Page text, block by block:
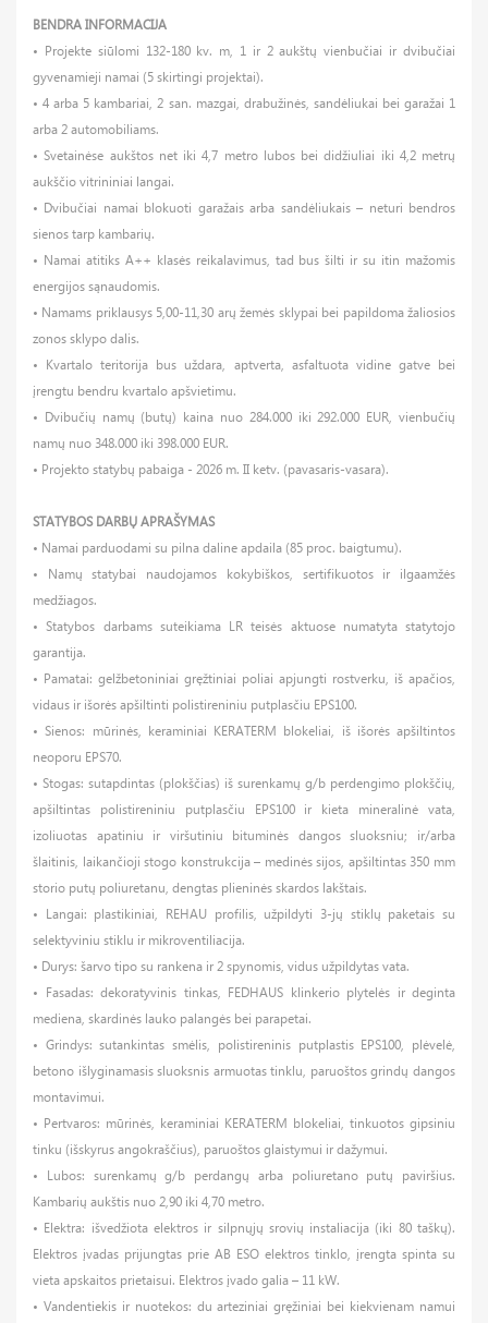
BENDRA INFORMACIJA
• Projekte siūlomi 132-180 kv. m, 1 ir 2 aukštų vienbučiai ir dvibučiai
gyvenamieji namai (5 skirtingi projektai).
• 4 arba 5 kambariai, 2 san. mazgai, drabužinės, sandėliukai bei garažai 1
arba 2 automobiliams.
• Svetainėse aukštos net iki 4,7 metro lubos bei didžiuliai iki 4,2 metrų
aukščio vitrininiai langai.
• Dvibučiai namai blokuoti garažais arba sandėliukais – neturi bendros
sienos tarp kambarių.
• Namai atitiks A++ klasės reikalavimus, tad bus šilti ir su itin mažomis
energijos sąnaudomis.
• Namams priklausys 5,00-11,30 arų žemės sklypai bei papildoma žaliosios
zonos sklypo dalis.
• Kvartalo teritorija bus uždara, aptverta, asfaltuota vidine gatve bei
įrengtu bendru kvartalo apšvietimu.
• Dvibučių namų (butų) kaina nuo 284.000 iki 292.000 EUR, vienbučių
namų nuo 348.000 iki 398.000 EUR.
• Projekto statybų pabaiga - 2026 m. II ketv. (pavasaris-vasara).
STATYBOS DARBŲ APRAŠYMAS
• Namai parduodami su pilna daline apdaila (85 proc. baigtumu).
• Namų statybai naudojamos kokybiškos, sertifikuotos ir ilgaamžės
medžiagos.
• Statybos darbams suteikiama LR teisės aktuose numatyta statytojo
garantija.
• Pamatai: gelžbetoniniai gręžtiniai poliai apjungti rostverku, iš apačios,
vidaus ir išorės apšiltinti polistireniniu putplasčiu EPS100.
• Sienos: mūrinės, keraminiai KERATERM blokeliai, iš išorės apšiltintos
neoporu EPS70.
• Stogas: sutapdintas (plokščias) iš surenkamų g/b perdengimo plokščių,
apšiltintas polistireniniu putplasčiu EPS100 ir kieta mineralinė vata,
izoliuotas apatiniu ir viršutiniu bituminės dangos sluoksniu; ir/arba
šlaitinis, laikančioji stogo konstrukcija – medinės sijos, apšiltintas 350 mm
storio putų poliuretanu, dengtas plieninės skardos lakštais.
• Langai: plastikiniai, REHAU profilis, užpildyti 3-jų stiklų paketais su
selektyviniu stiklu ir mikroventiliacija.
• Durys: šarvo tipo su rankena ir 2 spynomis, vidus užpildytas vata.
• Fasadas: dekoratyvinis tinkas, FEDHAUS klinkerio plytelės ir deginta
mediena, skardinės lauko palangės bei parapetai.
• Grindys: sutankintas smėlis, polistireninis putplastis EPS100, plėvelė,
betono išlyginamasis sluoksnis armuotas tinklu, paruoštos grindų dangos
montavimui.
• Pertvaros: mūrinės, keraminiai KERATERM blokeliai, tinkuotos gipsiniu
tinku (išskyrus angokraščius), paruoštos glaistymui ir dažymui.
• Lubos: surenkamų g/b perdangų arba poliuretano putų paviršius.
Kambarių aukštis nuo 2,90 iki 4,70 metro.
• Elektra: išvedžiota elektros ir silpnųjų srovių instaliacija (iki 80 taškų).
Elektros įvadas prijungtas prie AB ESO elektros tinklo, įrengta spinta su
vieta apskaitos prietaisui. Elektros įvado galia – 11 kW.
• Vandentiekis ir nuotekos: du arteziniai gręžiniai bei kiekvienam namui